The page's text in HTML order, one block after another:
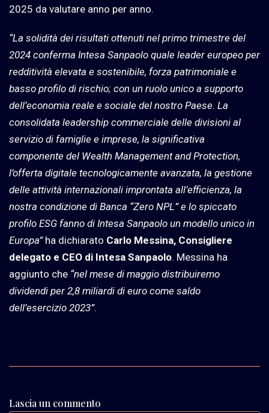
2025 da valutare anno per anno.
“La solidità dei risultati ottenuti nel primo trimestre del
2024 conferma Intesa Sanpaolo quale leader europeo per
redditività elevata e sostenibile, forza patrimoniale e
basso profilo di rischio; con un ruolo unico a supporto
dell’economia reale e sociale del nostro Paese. La
consolidata leadership commerciale delle divisioni al
servizio di famiglie e imprese, la significativa
componente del Wealth Management andProtection,
l’offerta digitale tecnologicamente avanzata, la gestione
delle attività internazionali improntata all’efficienza, la
nostra condizione di Banca “Zero NPL” e lo spiccato
profilo ESG fanno di Intesa Sanpaolo un modello unico in
Europa”ha dichiarato Carlo Messina, Consigliere
delegato e CEO di Intesa Sanpaolo. Messina ha
aggiunto che “nel mese di maggio distribuiremo
dividendi per 2,8 miliardi di euro come saldo
dell’esercizio 2023”.
Lascia un commento